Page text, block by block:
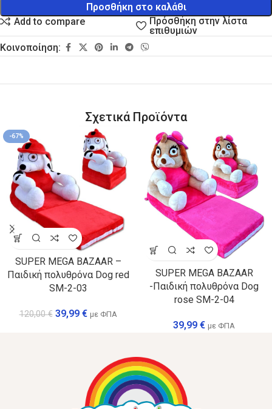
Προσθήκη στο καλάθι
Add to compare
Πρόσθήκη στην λίστα
επιθυμιών
Κοινοποίηση:
Σχετικά Προϊόντα
-67%
SUPER MEGA BAZAAR –
Παιδική πολυθρόνα Dog red
SM-2-03
120,00€ 39,99 € με ΦΠΑ
SUPER MEGA BAZAAR
-Παιδική πολυθρόνα Dog
rose SM-2-04
39,99 € με ΦΠΑ